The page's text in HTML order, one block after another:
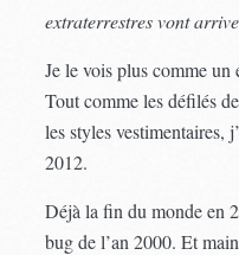
extraterrestres vont
Je le vois plus comme un
Tout comme les défilés
les styles vestimentaires,
2012.
Déjà la fin du monde en
bug de l’an 2000. Et